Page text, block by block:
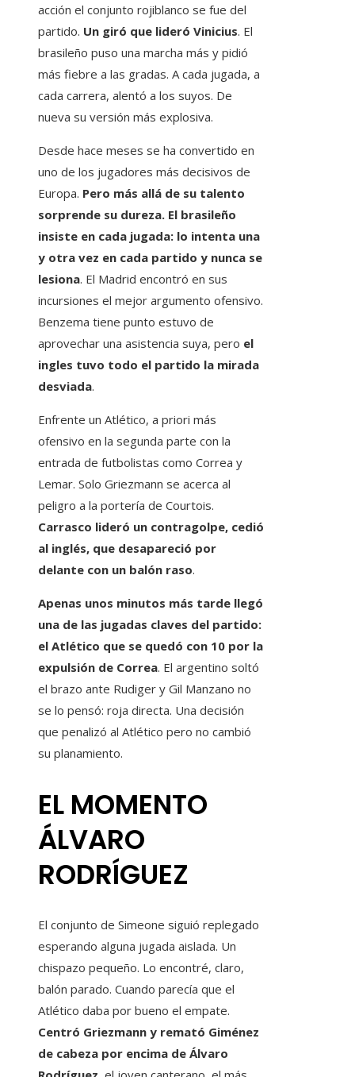
acción el conjunto rojiblanco se fue del
partido. Un giró que lideró Vinicius. El
brasileño puso una marcha más y pidió
más fiebre a las gradas. A cada jugada, a
cada carrera, alentó a los suyos. De
nueva su versión más explosiva.
Desde hace meses se ha convertido en
uno de los jugadores más decisivos de
Europa. Pero más allá de su talento
sorprende su dureza. El brasileño
insiste en cada jugada: lo intenta una
y otra vez en cada partido y nunca se
lesiona. El Madrid encontró en sus
incursiones el mejor argumento ofensivo.
Benzema tiene punto estuvo de
aprovechar una asistencia suya, pero el
ingles tuvo todo el partido la mirada
desviada.
Enfrente un Atlético, a priori más
ofensivo en la segunda parte con la
entrada de futbolistas como Correa y
Lemar. Solo Griezmann se acerca al
peligro a la portería de Courtois.
Carrasco lideró un contragolpe, cedió
al inglés, que desapareció por
delante con un balón raso.
Apenas unos minutos más tarde llegó
una de las jugadas claves del partido:
el Atlético que se quedó con 10 por la
expulsión de Correa. El argentino soltó
el brazo ante Rudiger y Gil Manzano no
se lo pensó: roja directa. Una decisión
que penalizó al Atlético pero no cambió
su planamiento.
EL MOMENTO
ÁLVARO
RODRÍGUEZ
El conjunto de Simeone siguió replegado
esperando alguna jugada aislada. Un
chispazo pequeño. Lo encontré, claro,
balón parado. Cuando parecía que el
Atlético daba por bueno el empate.
Centró Griezmann y remató Giménez
de cabeza por encima de Álvaro